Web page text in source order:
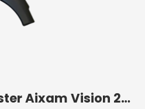
Framskärm Vänster Aixam Vision 2014+